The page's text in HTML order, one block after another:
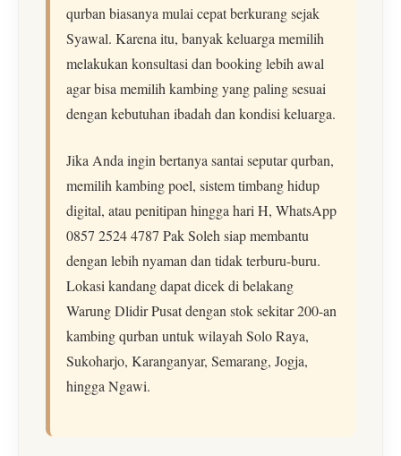
qurban biasanya mulai cepat berkurang sejak
Syawal. Karena itu, banyak keluarga memilih
melakukan konsultasi dan booking lebih awal
agar bisa memilih kambing yang paling sesuai
dengan kebutuhan ibadah dan kondisi keluarga.
Jika Anda ingin bertanya santai seputar qurban,
memilih kambing poel, sistem timbang hidup
digital, atau penitipan hingga hari H, WhatsApp
0857 2524 4787 Pak Soleh siap membantu
dengan lebih nyaman dan tidak terburu-buru.
Lokasi kandang dapat dicek di belakang
Warung Dlidir Pusat dengan stok sekitar 200-an
kambing qurban untuk wilayah Solo Raya,
Sukoharjo, Karanganyar, Semarang, Jogja,
hingga Ngawi.